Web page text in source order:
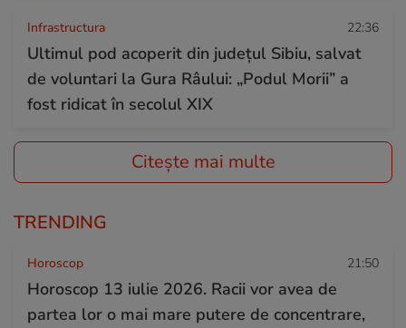
Infrastructura 22:36
Ultimul pod acoperit din județul Sibiu, salvat
de voluntari la Gura Râului: „Podul Morii” a
fost ridicat în secolul XIX
Citește mai multe
TRENDING
Horoscop 21:50
Horoscop 13 iulie 2026. Racii vor avea de
partea lor o mai mare putere de concentrare,